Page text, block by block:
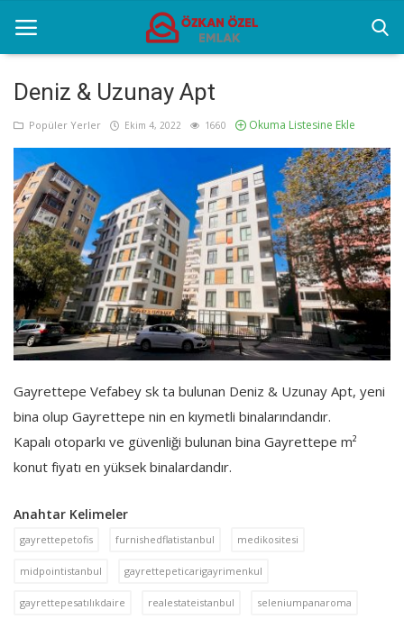
Anasayfa
Popüler Yerler
Gayrettepe Projeler
Genel
Galeri
İletişim
Türkçe
Deniz & Uzunay Apt
Popüler Yerler Ekim 4, 2022 1660 Okuma Listesine Ekle
Gayrettepe Vefabey sk ta bulunan Deniz & Uzunay Apt, yeni
bina olup Gayrettepe nin en kıymetli binalarındandır.
Kapalı otoparkı ve güvenliği bulunan bina Gayrettepe m²
konut fiyatı en yüksek binalardandır.
Anahtar Kelimeler
gayrettepetofis furnishedflatistanbul medikositesi
midpointistanbul gayrettepeticarigayrimenkul
gayrettepesatılıkdaire realestateistanbul seleniumpanaroma